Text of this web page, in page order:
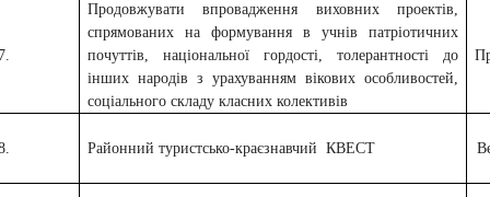
Продовжувати впровадження виховних проектів,
спрямованих на формування в учнів патріотичних
почуттів, національної гордості, толерантності до
інших народів з урахуванням вікових особливостей,
соціального складу класних колективів
Районний туристсько-краєзнавчий КВЕСТ